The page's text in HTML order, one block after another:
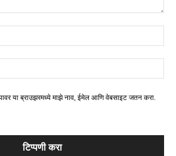
या ब्राउझरमध्ये माझे नाव, ईमेल आणि वेबसाइट जतन करा.